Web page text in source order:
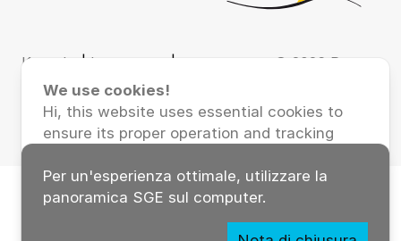
We use cookies!
Hi, this website uses essential cookies to
ensure its proper operation and tracking
with it. The latter will be set only after
consent.
Per un'esperienza ottimale, utilizzare la
panoramica SGE sul computer.
Kontakt | Impressum
|
Datenschutz
© 2026 Renera